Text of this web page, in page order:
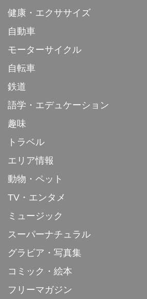
健康・エクササイズ
自動車
モーターサイクル
自転車
鉄道
語学・エデュケーション
趣味
トラベル
エリア情報
動物・ペット
TV・エンタメ
ミュージック
スーパーナチュラル
グラビア・写真集
コミック・絵本
フリーマガジン